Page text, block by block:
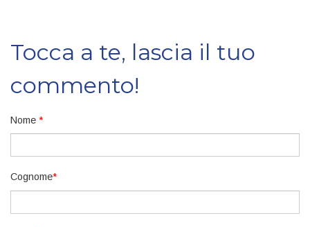
Tocca a te, lascia il tuo
commento!
Nome *
Cognome*